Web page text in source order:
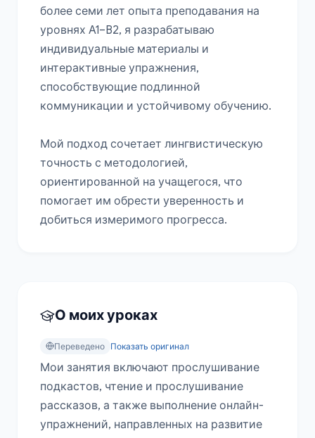
более семи лет опыта преподавания на
уровнях A1–B2, я разрабатываю
индивидуальные материалы и
интерактивные упражнения,
способствующие подлинной
коммуникации и устойчивому обучению.
Мой подход сочетает лингвистическую
точность с методологией,
ориентированной на учащегося, что
помогает им обрести уверенность и
добиться измеримого прогресса.
О моих уроках
Переведено Показать оригинал
Мои занятия включают прослушивание
подкастов, чтение и прослушивание
рассказов, а также выполнение онлайн-
упражнений, направленных на развитие